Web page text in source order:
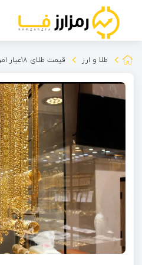
طلا و ارز قیمت طلای 18عیار امروز 23خرداد/ ریزش قیمت + جدول